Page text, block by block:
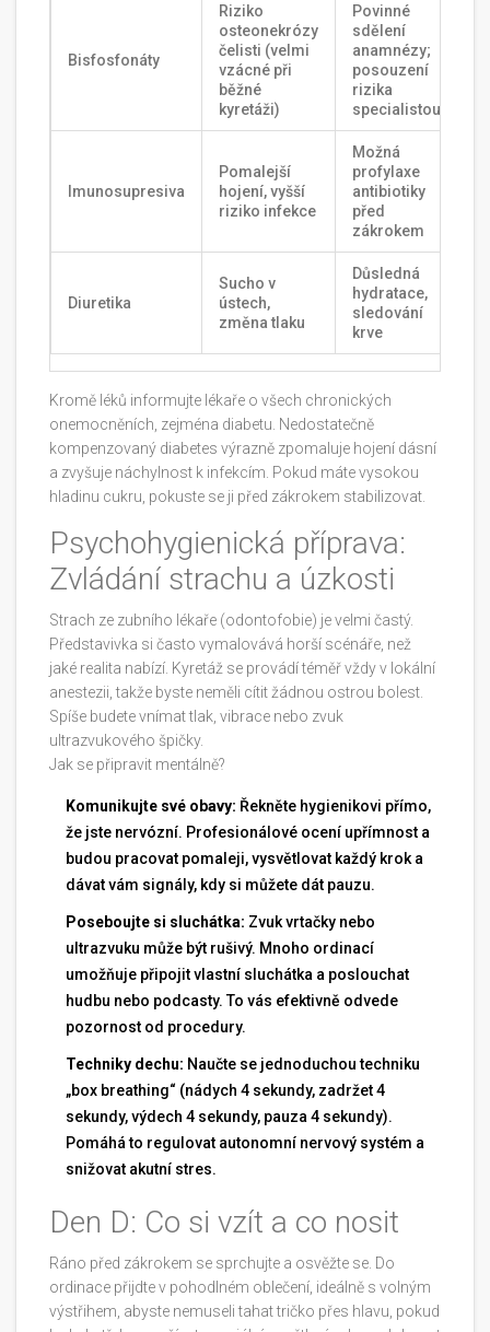
Bisfosfonáty
Riziko
osteonekrózy
čelisti (velmi
vzácné při
běžné
kyretáži)
Povinné
sdělení
anamnézy;
posouzení
rizika
specialistou
Imunosupresiva
Pomalejší
hojení, vyšší
riziko infekce
Možná
profylaxe
antibiotiky
před
zákrokem
Diuretika
Sucho v
ústech,
změna tlaku
Důsledná
hydratace,
sledování
krve
Kromě léků informujte lékaře o všech chronických
onemocněních, zejména diabetu. Nedostatečně
kompenzovaný diabetes výrazně zpomaluje hojení dásní
a zvyšuje náchylnost k infekcím. Pokud máte vysokou
hladinu cukru, pokuste se ji před zákrokem stabilizovat.
Psychohygienická příprava:
Zvládání strachu a úzkosti
Strach ze zubního lékaře (odontofobie) je velmi častý.
Představivka si často vymalovává horší scénáře, než
jaké realita nabízí. Kyretáž se provádí téměř vždy v lokální
anestezii, takže byste neměli cítit žádnou ostrou bolest.
Spíše budete vnímat tlak, vibrace nebo zvuk
ultrazvukového špičky.
Jak se připravit mentálně?
Komunikujte své obavy: Řekněte hygienikovi přímo,
že jste nervózní. Profesionálové ocení upřímnost a
budou pracovat pomaleji, vysvětlovat každý krok a
dávat vám signály, kdy si můžete dát pauzu.
Poseboujte si sluchátka: Zvuk vrtačky nebo
ultrazvuku může být rušivý. Mnoho ordinací
umožňuje připojit vlastní sluchátka a poslouchat
hudbu nebo podcasty. To vás efektivně odvede
pozornost od procedury.
Techniky dechu: Naučte se jednoduchou techniku
„box breathing“ (nádych 4 sekundy, zadržet 4
sekundy, výdech 4 sekundy, pauza 4 sekundy).
Pomáhá to regulovat autonomní nervový systém a
snižovat akutní stres.
Den D: Co si vzít a co nosit
Ráno před zákrokem se sprchujte a osvěžte se. Do
ordinace přijdte v pohodlném oblečení, ideálně s volným
výstřihem, abyste nemuseli tahat tričko přes hlavu, pokud